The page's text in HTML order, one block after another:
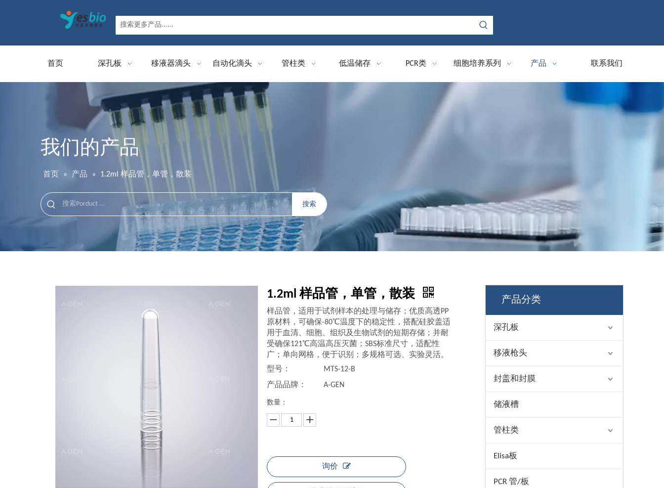
首页 深孔板 移液器滴头 自动化滴头 管柱类 低温储存 PCR类 细胞培养系列 产品 联系我们
我们的产品
首页 » 产品 » 1.2ml 样品管，单管，散装
搜索
1.2ml 样品管，单管，散装
样品管，适用于试剂样本的处理与储存；优质高透PP
原材料，可确保-80℃温度下的稳定性，搭配硅胶盖适
用于血清、细胞、组织及生物试剂的短期存储；并耐
受确保121℃高温高压灭菌；SBS标准尺寸，适配性
广；单向网格，便于识别；多规格可选、实验灵活。
型号：
MTS-12-B
产品品牌：
A-GEN
数量：
询价
产品分类
深孔板
移液枪头
封盖和封膜
储液槽
管柱类
Elisa板
PCR 管/板